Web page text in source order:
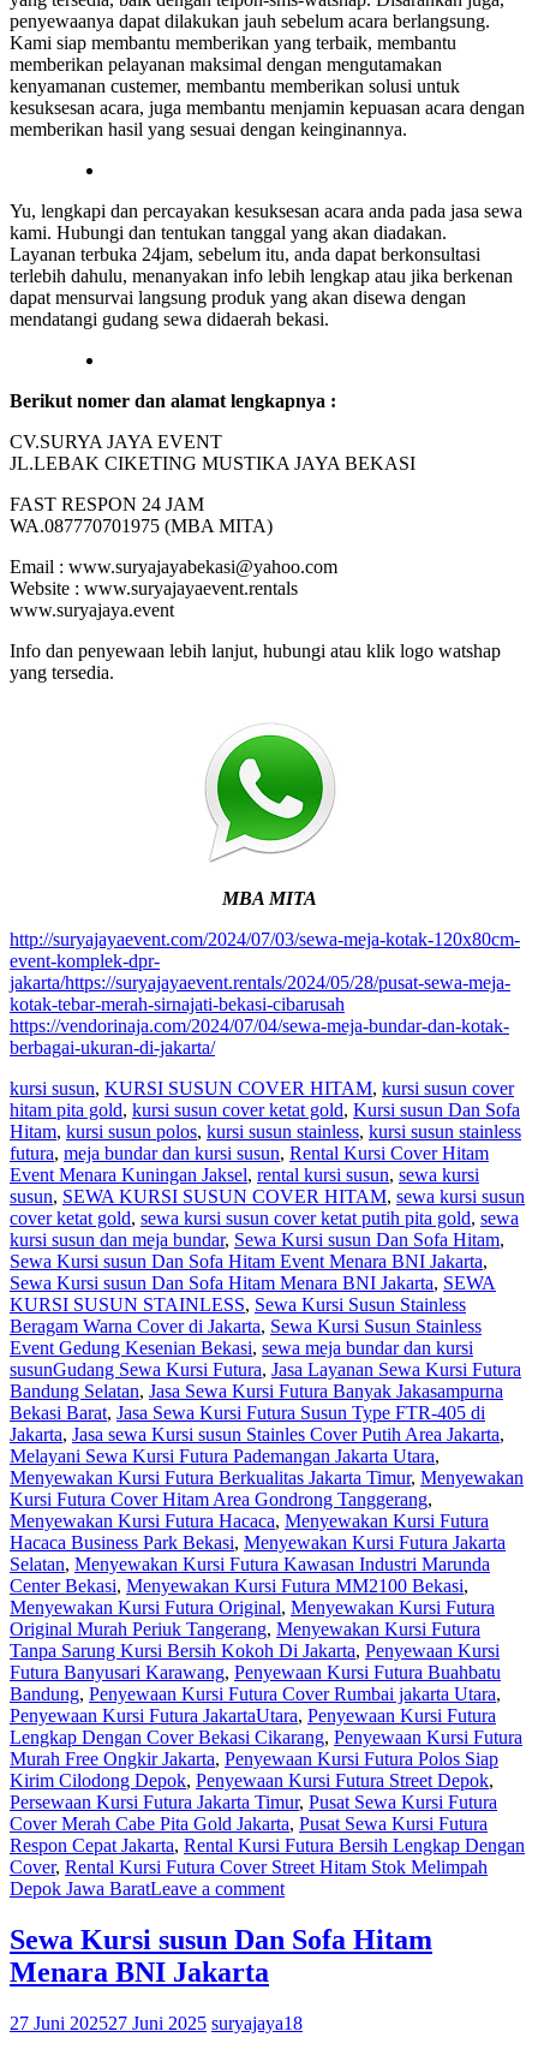
penyewaanya dapat dilakukan jauh sebelum acara berlangsung.
Kami siap membantu memberikan yang terbaik, membantu
memberikan pelayanan maksimal dengan mengutamakan
kenyamanan custemer, membantu memberikan solusi untuk
kesuksesan acara, juga membantu menjamin kepuasan acara dengan
memberikan hasil yang sesuai dengan keinginannya.
Yu, lengkapi dan percayakan kesuksesan acara anda pada jasa sewa
kami. Hubungi dan tentukan tanggal yang akan diadakan.
Layanan terbuka 24jam, sebelum itu, anda dapat berkonsultasi
terlebih dahulu, menanyakan info lebih lengkap atau jika berkenan
dapat mensurvai langsung produk yang akan disewa dengan
mendatangi gudang sewa didaerah bekasi.
Berikut nomer dan alamat lengkapnya :
CV.SURYA JAYA EVENT
JL.LEBAK CIKETING MUSTIKA JAYA BEKASI
FAST RESPON 24 JAM
WA.087770701975 (MBA MITA)
Email : www.suryajayabekasi@yahoo.com
Website : www.suryajayaevent.rentals
www.suryajaya.event
Info dan penyewaan lebih lanjut, hubungi atau klik logo watshap
yang tersedia.
MBA MITA
http://suryajayaevent.com/2024/07/03/sewa-meja-kotak-120x80cm-
event-komplek-dpr-
jakarta/https://suryajayaevent.rentals/2024/05/28/pusat-sewa-meja-
kotak-tebar-merah-sirnajati-bekasi-cibarusah
https://vendorinaja.com/2024/07/04/sewa-meja-bundar-dan-kotak-
berbagai-ukuran-di-jakarta/
kursi susun, KURSI SUSUN COVER HITAM, kursi susun cover
hitam pita gold, kursi susun cover ketat gold, Kursi susun Dan Sofa
Hitam, kursi susun polos, kursi susun stainless, kursi susun stainless
futura, meja bundar dan kursi susun, Rental Kursi Cover Hitam
Event Menara Kuningan Jaksel, rental kursi susun, sewa kursi
susun, SEWA KURSI SUSUN COVER HITAM, sewa kursi susun
cover ketat gold, sewa kursi susun cover ketat putih pita gold, sewa
kursi susun dan meja bundar, Sewa Kursi susun Dan Sofa Hitam,
Sewa Kursi susun Dan Sofa Hitam Event Menara BNI Jakarta,
Sewa Kursi susun Dan Sofa Hitam Menara BNI Jakarta, SEWA
KURSI SUSUN STAINLESS, Sewa Kursi Susun Stainless
Beragam Warna Cover di Jakarta, Sewa Kursi Susun Stainless
Event Gedung Kesenian Bekasi, sewa meja bundar dan kursi
susunGudang Sewa Kursi Futura, Jasa Layanan Sewa Kursi Futura
Bandung Selatan, Jasa Sewa Kursi Futura Banyak Jakasampurna
Bekasi Barat, Jasa Sewa Kursi Futura Susun Type FTR-405 di
Jakarta, Jasa sewa Kursi susun Stainles Cover Putih Area Jakarta,
Melayani Sewa Kursi Futura Pademangan Jakarta Utara,
Menyewakan Kursi Futura Berkualitas Jakarta Timur, Menyewakan
Kursi Futura Cover Hitam Area Gondrong Tanggerang,
Menyewakan Kursi Futura Hacaca, Menyewakan Kursi Futura
Hacaca Business Park Bekasi, Menyewakan Kursi Futura Jakarta
Selatan, Menyewakan Kursi Futura Kawasan Industri Marunda
Center Bekasi, Menyewakan Kursi Futura MM2100 Bekasi,
Menyewakan Kursi Futura Original, Menyewakan Kursi Futura
Original Murah Periuk Tangerang, Menyewakan Kursi Futura
Tanpa Sarung Kursi Bersih Kokoh Di Jakarta, Penyewaan Kursi
Futura Banyusari Karawang, Penyewaan Kursi Futura Buahbatu
Bandung, Penyewaan Kursi Futura Cover Rumbai jakarta Utara,
Penyewaan Kursi Futura JakartaUtara, Penyewaan Kursi Futura
Lengkap Dengan Cover Bekasi Cikarang, Penyewaan Kursi Futura
Murah Free Ongkir Jakarta, Penyewaan Kursi Futura Polos Siap
Kirim Cilodong Depok, Penyewaan Kursi Futura Street Depok,
Persewaan Kursi Futura Jakarta Timur, Pusat Sewa Kursi Futura
Cover Merah Cabe Pita Gold Jakarta, Pusat Sewa Kursi Futura
Respon Cepat Jakarta, Rental Kursi Futura Bersih Lengkap Dengan
Cover, Rental Kursi Futura Cover Street Hitam Stok Melimpah
Depok Jawa BaratLeave a comment
Sewa Kursi susun Dan Sofa Hitam
Menara BNI Jakarta
27 Juni 202527 Juni 2025 suryajaya18